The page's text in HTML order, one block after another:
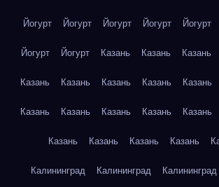
Йогурт Йогурт Йогурт Йогурт Йогурт
Йогурт Йогурт Казань Казань Казань
Казань Казань Казань Казань Казань
Казань Казань Казань Казань Казань
Казань Казань Казань Казань
Калининград Калининград Калининград